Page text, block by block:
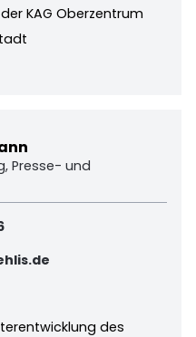
KAG Oberzentrum
Presse- und
des